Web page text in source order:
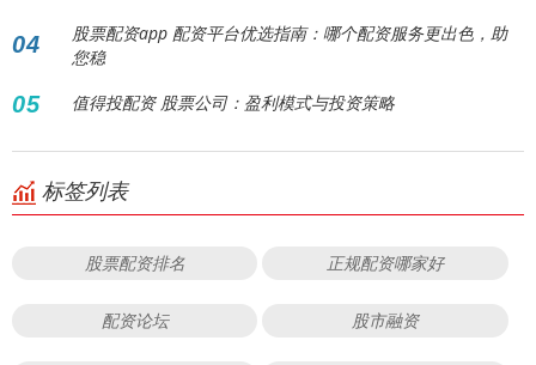
04
股票配资app 配资平台优选指南：哪个配资服务更出色，助
您稳
05 值得投配资 股票公司：盈利模式与投资策略
标签列表
股票配资排名 正规配资哪家好
配资论坛 股市融资